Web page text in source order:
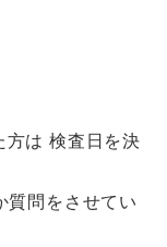
方は 検査日を決
問をさせてい